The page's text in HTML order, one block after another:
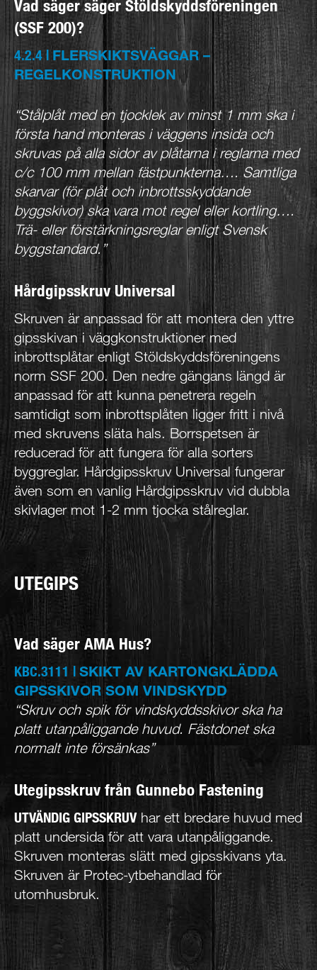
Vad säger säger Stöldskyddsföreningen
(SSF 200)?
4.2.4 | FLERSKIKTSVÄGGAR –
REGELKONSTRUKTION
“Stålplåt med en tjocklek av minst 1 mm ska i
första hand monteras i väggens insida och
skruvas på alla sidor av plåtarna i reglarna med
c/c 100 mm mellan fästpunkterna…. Samtliga
skarvar (för plåt och inbrottsskyddande
byggskivor) ska vara mot regel eller kortling….
Trä- eller förstärkningsreglar enligt Svensk
byggstandard.”
Hårdgipsskruv Universal
Skruven är anpassad för att montera den yttre
gipsskivan i väggkonstruktioner med
inbrottsplåtar enligt Stöldskyddsföreningens
norm SSF 200. Den nedre gängans längd är
anpassad för att kunna penetrera regeln
samtidigt som inbrottsplåten ligger fritt i nivå
med skruvens släta hals. Borrspetsen är
reducerad för att fungera för alla sorters
byggreglar. Hårdgipsskruv Universal fungerar
även som en vanlig Hårdgipsskruv vid dubbla
skivlager mot 1-2 mm tjocka stålreglar.
UTEGIPS
Vad säger AMA Hus?
KBC.3111 | SKIKT AV KARTONGKLÄDDA
GIPSSKIVOR SOM VINDSKYDD
“Skruv och spik för vindskyddsskivor ska ha
platt utanpåliggande huvud. Fästdonet ska
normalt inte försänkas”
Utegipsskruv från Gunnebo Fastening
UTVÄNDIG GIPSSKRUVhar ett bredare huvud med
platt undersida för att vara utanpåliggande.
Skruven monteras slätt med gipsskivans yta.
Skruven är Protec-ytbehandlad för
utomhusbruk.